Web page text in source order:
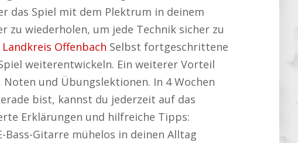
das Spiel mit dem Plektrum in deinem
wiederholen, um jede Technik sicher zu
Offenbach Selbst fortgeschrittene
weiterentwickeln. Ein weiterer Vorteil
und Übungslektionen. In 4 Wochen
bist, kannst du jederzeit auf das
Erklärungen und hilfreiche Tipps:
Gitarre mühelos in deinen Alltag